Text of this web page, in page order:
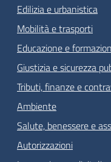
Edilizia e urbanistica
Mobilità e trasporti
Educazione e
Giustizia e sicurezza
Tributi, finanze e
Ambiente
Salute, benessere e
Autorizzazioni